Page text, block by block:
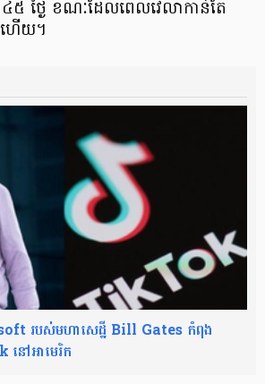
ថ្ងៃ ខណៈដែលពេលវេលា​កាន់តែ
ើយ។
របស់មហាសេដ្ឋី Bill Gates កំពុង
ៅអាមេរិក